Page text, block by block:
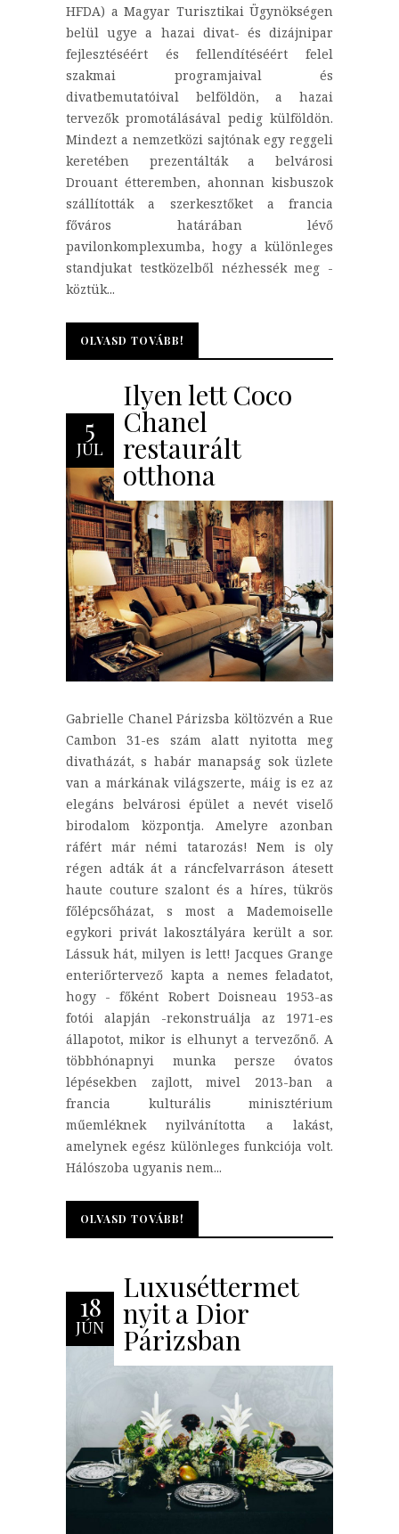
HFDA) a Magyar Turisztikai Ügynökségen
belül ugye a hazai divat- és dizájnipar
fejlesztéséért és fellendítéséért felel
szakmai programjaival és
divatbemutatóival belföldön, a hazai
tervezők promotálásával pedig külföldön.
Mindezt a nemzetközi sajtónak egy reggeli
keretében prezentálták a belvárosi
Drouant étteremben, ahonnan kisbuszok
szállították a szerkesztőket a francia
főváros határában lévő
pavilonkomplexumba, hogy a különleges
standjukat testközelből nézhessék meg -
köztük...
OLVASD TOVÁBB!
OLVASD TOVÁBB!
5
JÚL
Ilyen lett Coco
Chanel
restaurált
otthona
Gabrielle Chanel Párizsba költözvén a Rue
Cambon 31-es szám alatt nyitotta meg
divatházát, s habár manapság sok üzlete
van a márkának világszerte, máig is ez az
elegáns belvárosi épület a nevét viselő
birodalom központja. Amelyre azonban
ráfért már némi tatarozás! Nem is oly
régen adták át a ráncfelvarráson átesett
haute couture szalont és a híres, tükrös
főlépcsőházat, s most a Mademoiselle
egykori privát lakosztályára került a sor.
Lássuk hát, milyen is lett! Jacques Grange
enteriőrtervező kapta a nemes feladatot,
hogy - főként Robert Doisneau 1953-as
fotói alapján -rekonstruálja az 1971-es
állapotot, mikor is elhunyt a tervezőnő. A
többhónapnyi munka persze óvatos
lépésekben zajlott, mivel 2013-ban a
francia kulturális minisztérium
műemléknek nyilvánította a lakást,
amelynek egész különleges funkciója volt.
Hálószoba ugyanis nem...
OLVASD TOVÁBB!
OLVASD TOVÁBB!
18
JÚN
Luxuséttermet
nyit a Dior
Párizsban